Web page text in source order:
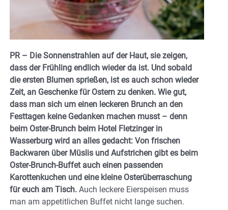
PR – Die Sonnenstrahlen auf der Haut, sie zeigen,
dass der Frühling endlich wieder da ist. Und sobald
die ersten Blumen sprießen, ist es auch schon wieder
Zeit, an Geschenke für Ostern zu denken. Wie gut,
dass man sich um einen leckeren Brunch an den
Festtagen keine Gedanken machen musst – denn
beim Oster-Brunch beim Hotel Fletzinger in
Wasserburg wird an alles gedacht: Von frischen
Backwaren über Müslis und Aufstrichen gibt es beim
Oster-Brunch-Buffet auch einen passenden
Karottenkuchen und eine kleine Osterüberraschung
für euch am Tisch. Auch leckere Eierspeisen muss
man am appetitlichen Buffet nicht lange suchen.